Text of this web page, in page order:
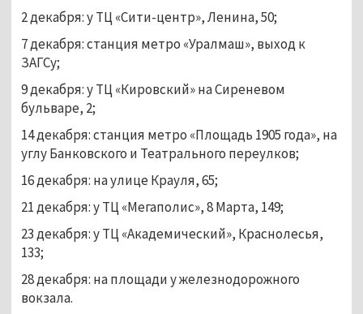
2 декабря: у ТЦ «Сити-центр», Ленина, 50;
7 декабря: станция метро «Уралмаш», выход к
ЗАГСу;
9 декабря: у ТЦ «Кировский» на Сиреневом
бульваре, 2;
14 декабря: станция метро «Площадь 1905 года», на
углу Банковского и Театрального переулков;
16 декабря: на улице Крауля, 65;
21 декабря: у ТЦ «Мегаполис», 8 Марта, 149;
23 декабря: у ТЦ «Академический», Краснолесья,
133;
28 декабря: на площади у железнодорожного
вокзала.